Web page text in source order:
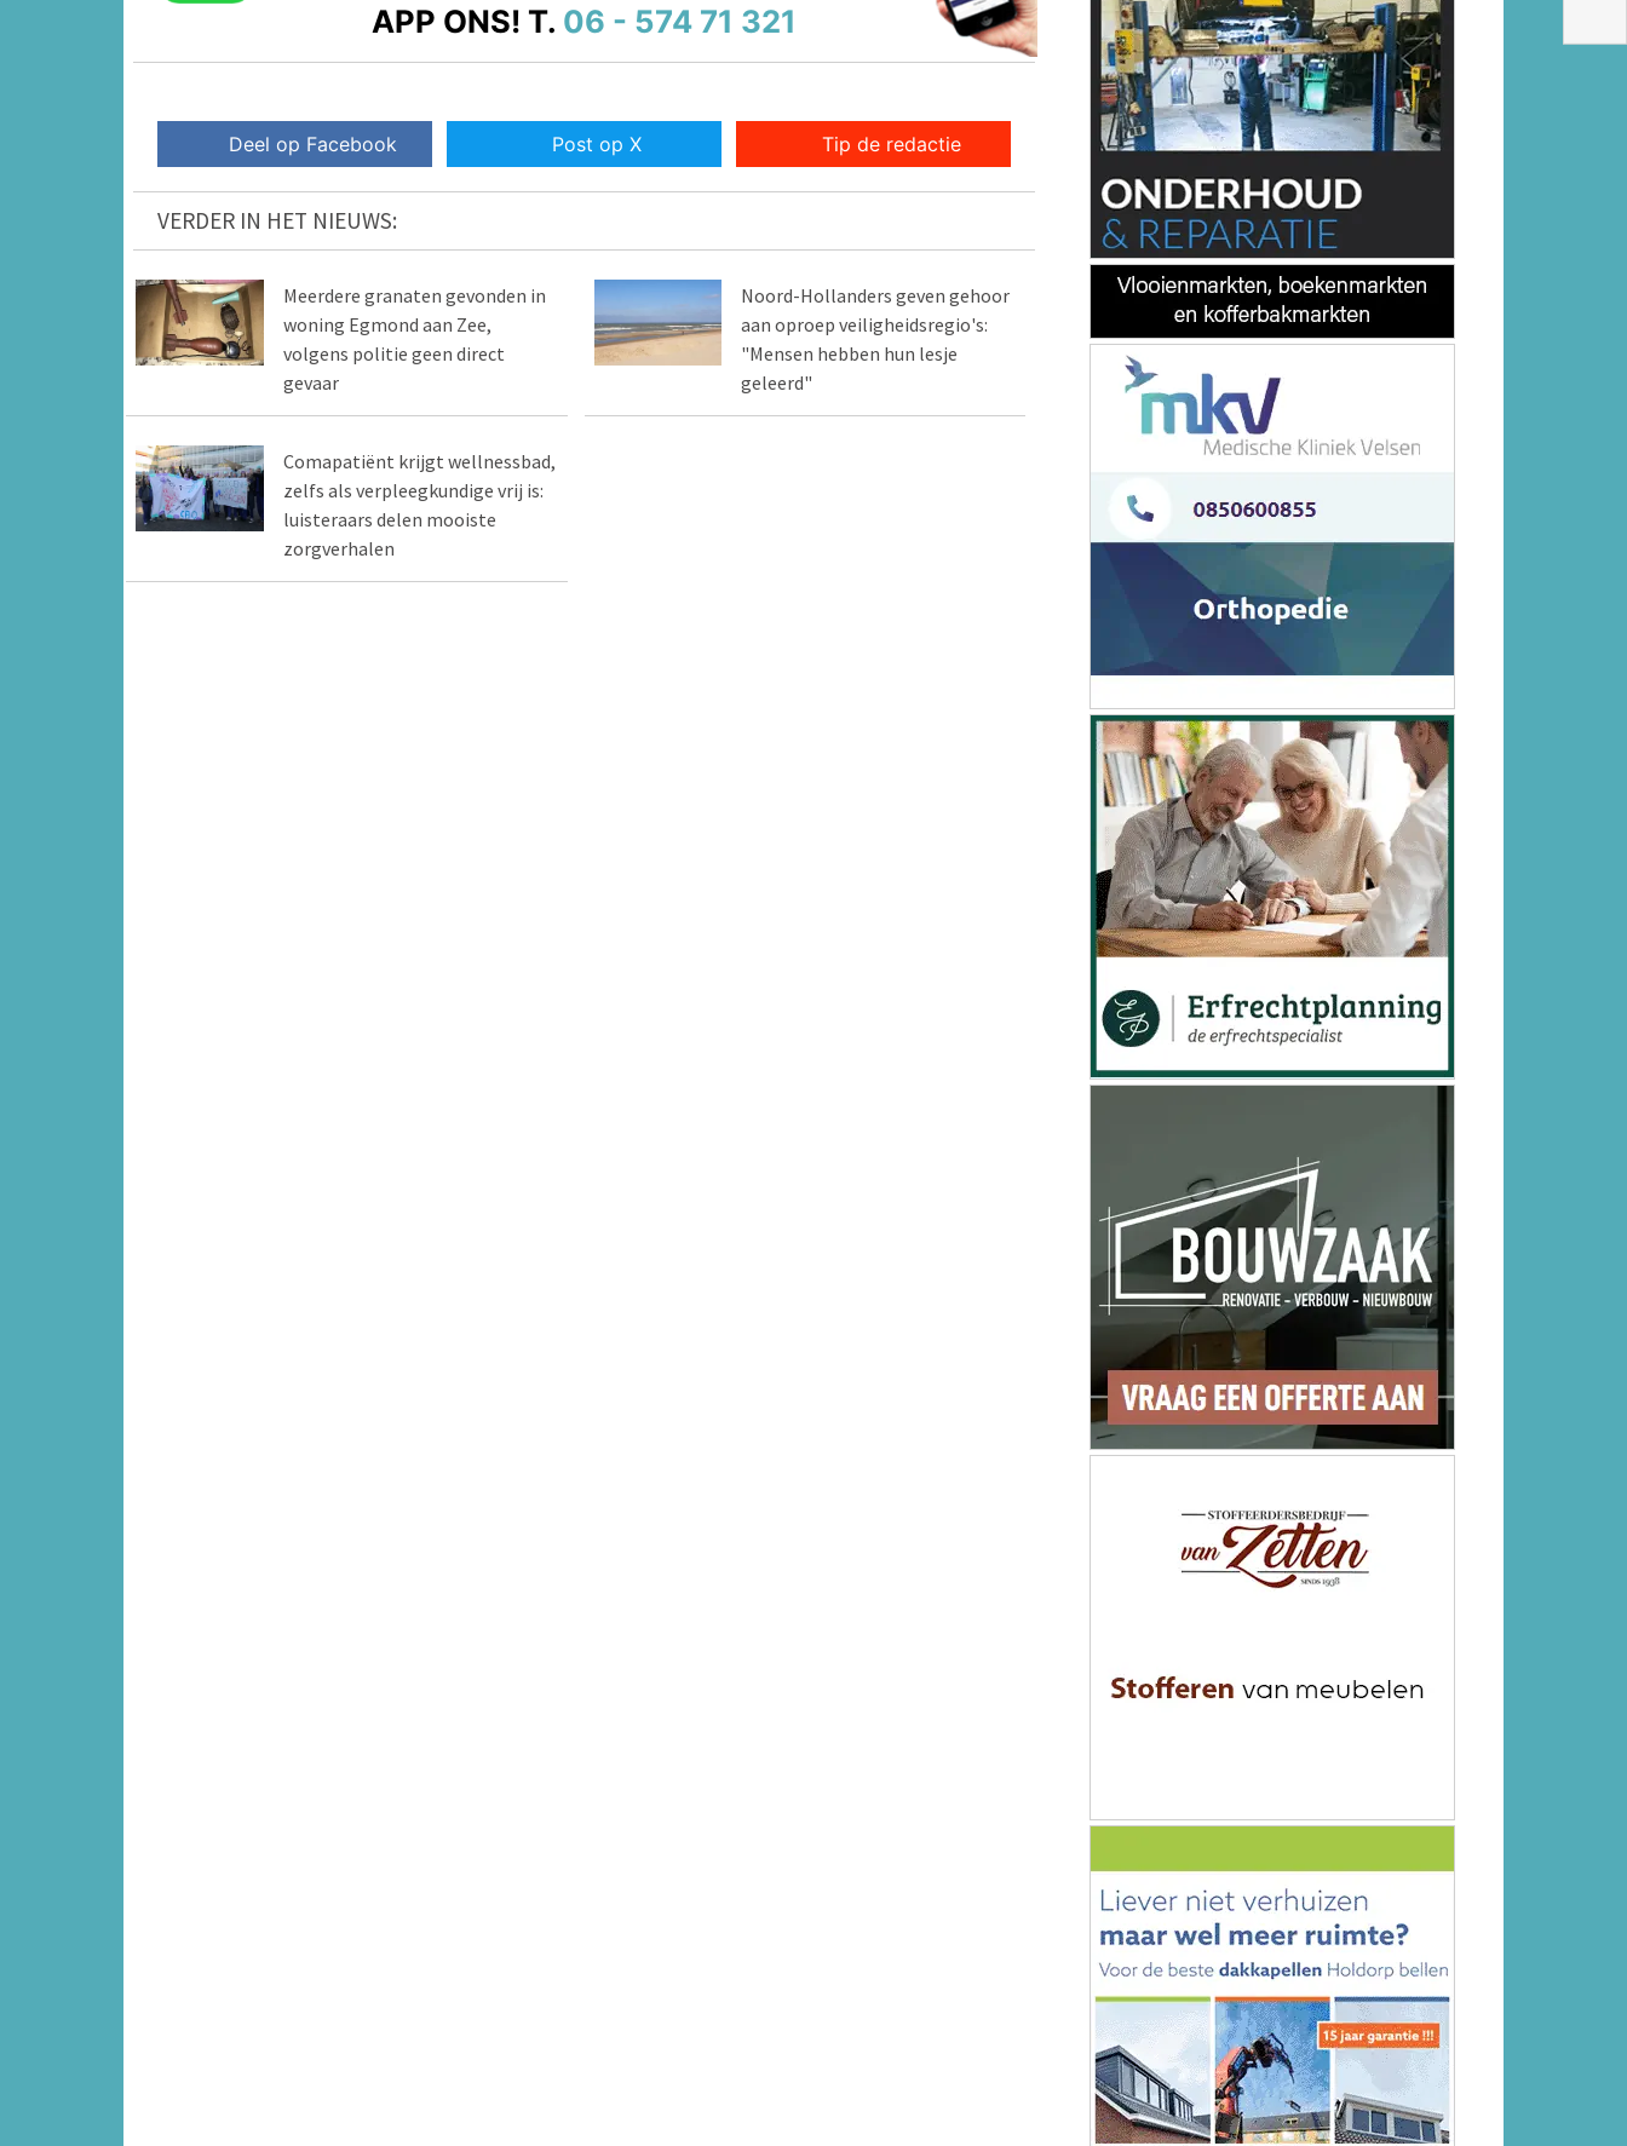
APP ONS! T. 06 - 574 71 321
Deel op Facebook Post op X Tip de redactie
VERDER IN HET NIEUWS:
Meerdere granaten gevonden in
woning Egmond aan Zee,
volgens politie geen direct
gevaar
Noord-Hollanders geven gehoor
aan oproep veiligheidsregio's:
"Mensen hebben hun lesje
geleerd"
Comapatiënt krijgt wellnessbad,
zelfs als verpleegkundige vrij is:
luisteraars delen mooiste
zorgverhalen